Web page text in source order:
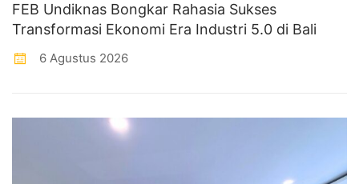
FEB Undiknas Bongkar Rahasia Sukses
Transformasi Ekonomi Era Industri 5.0 di Bali
6 Agustus 2026